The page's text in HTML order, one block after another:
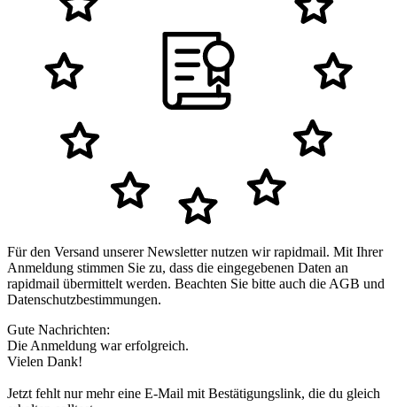
Für den Versand unserer Newsletter nutzen wir rapidmail. Mit Ihrer
Anmeldung stimmen Sie zu, dass die eingegebenen Daten an
rapidmail übermittelt werden. Beachten Sie bitte auch die AGB und
Datenschutzbestimmungen.
Gute Nachrichten:
Die Anmeldung war erfolgreich.
Vielen Dank!
Jetzt fehlt nur mehr eine E-Mail mit Bestätigungslink, die du gleich